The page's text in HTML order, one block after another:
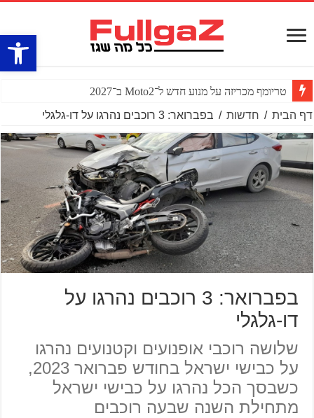
פתח
טריומף מכריזה על מנוע חדש ל־Moto2 ב־2027
דף הבית / חדשות / בפברואר: 3 רוכבים נהרגו על דו-גלגלי
בפברואר: 3 רוכבים נהרגו על
דו-גלגלי
שלושה רוכבי אופנועים וקטנועים נהרגו
על כבישי ישראל בחודש פברואר 2023,
כשבסך הכל נהרגו על כבישי ישראל
מתחילת השנה שבעה רוכבים